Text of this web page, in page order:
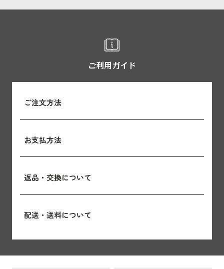
ご利用ガイド
ご注文方法
お支払方法
返品・交換について
配送・送料について